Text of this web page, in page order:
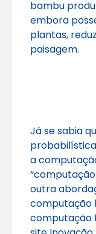
bambu
embora
plantas,
paisagem.
Já se sabia
a
outra
computação
computação